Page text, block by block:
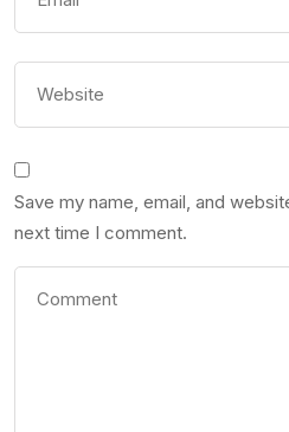
Save my name, email, and
next time I comment.